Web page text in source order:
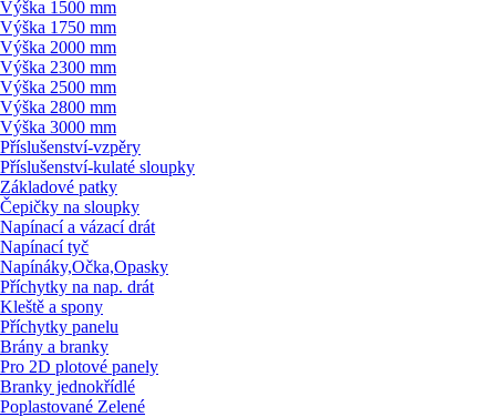
Výška 1500 mm
Výška 1750 mm
Výška 2000 mm
Výška 2300 mm
Výška 2500 mm
Výška 2800 mm
Výška 3000 mm
Příslušenství-vzpěry
Příslušenství-kulaté sloupky
Základové patky
Čepičky na sloupky
Napínací a vázací drát
Napínací tyč
Napínáky,Očka,Opasky
Příchytky na nap. drát
Kleště a spony
Příchytky panelu
Brány a branky
Pro 2D plotové panely
Branky jednokřídlé
Poplastované Zelené